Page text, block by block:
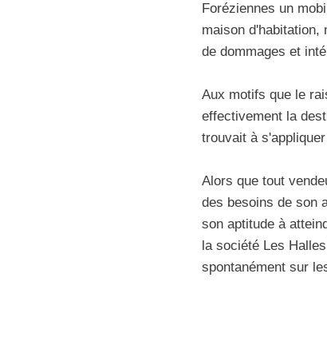
Foréziennes un
maison d'habitation,
de dommages et
Aux motifs que le
effectivement la
trouvait à
Alors que tout
des besoins de son
son aptitude à
la société Les
spontanément sur